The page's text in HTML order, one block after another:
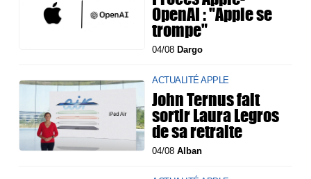
OpenAI : "Apple se
trompe"
04/08 Dargo
ACTUALITÉ APPLE
John Ternus fait
sortir Laura Legros
de sa retraite
04/08Alban